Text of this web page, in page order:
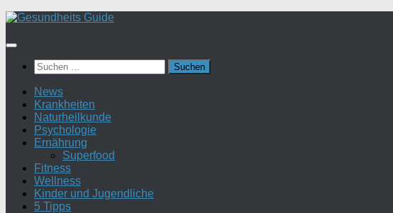
Suchen
nach:
News
Krankheiten
Naturheilkunde
Psychologie
Ernährung
Superfood
Fitness
Wellness
Kinder und Jugendliche
5 Tipps